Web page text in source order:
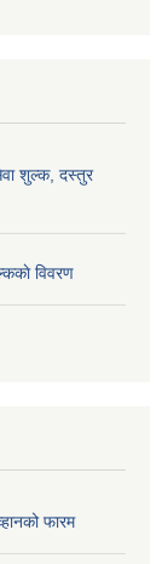
शुल्क, दस्तुर
विवरण
फारम